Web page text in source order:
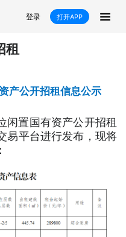
登录 打开APP
时事 专题
科教 经济
租
产公开招租信息公示
闲置国有资产公开招租
易平台进行发布，现将